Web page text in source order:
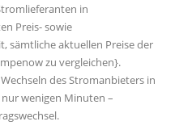
in
Preis- sowie
sämtliche aktuellen Preise der
zu vergleichen}.
Wechseln des Stromanbieters in
wenigen Minuten –